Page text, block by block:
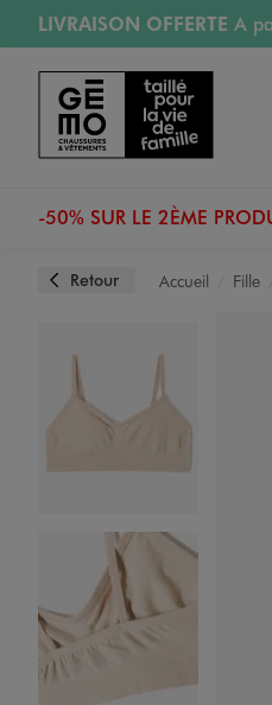
Aller au contenu principal
Aller à la navigation
LIVRAISON OFFERTE A
RETRAIT ET LIVRAISON
RÉSERVATION GRATUITE
Retours OFFERTSpendant
-50% SUR LE 2ÈME
Retour Accueil Fille